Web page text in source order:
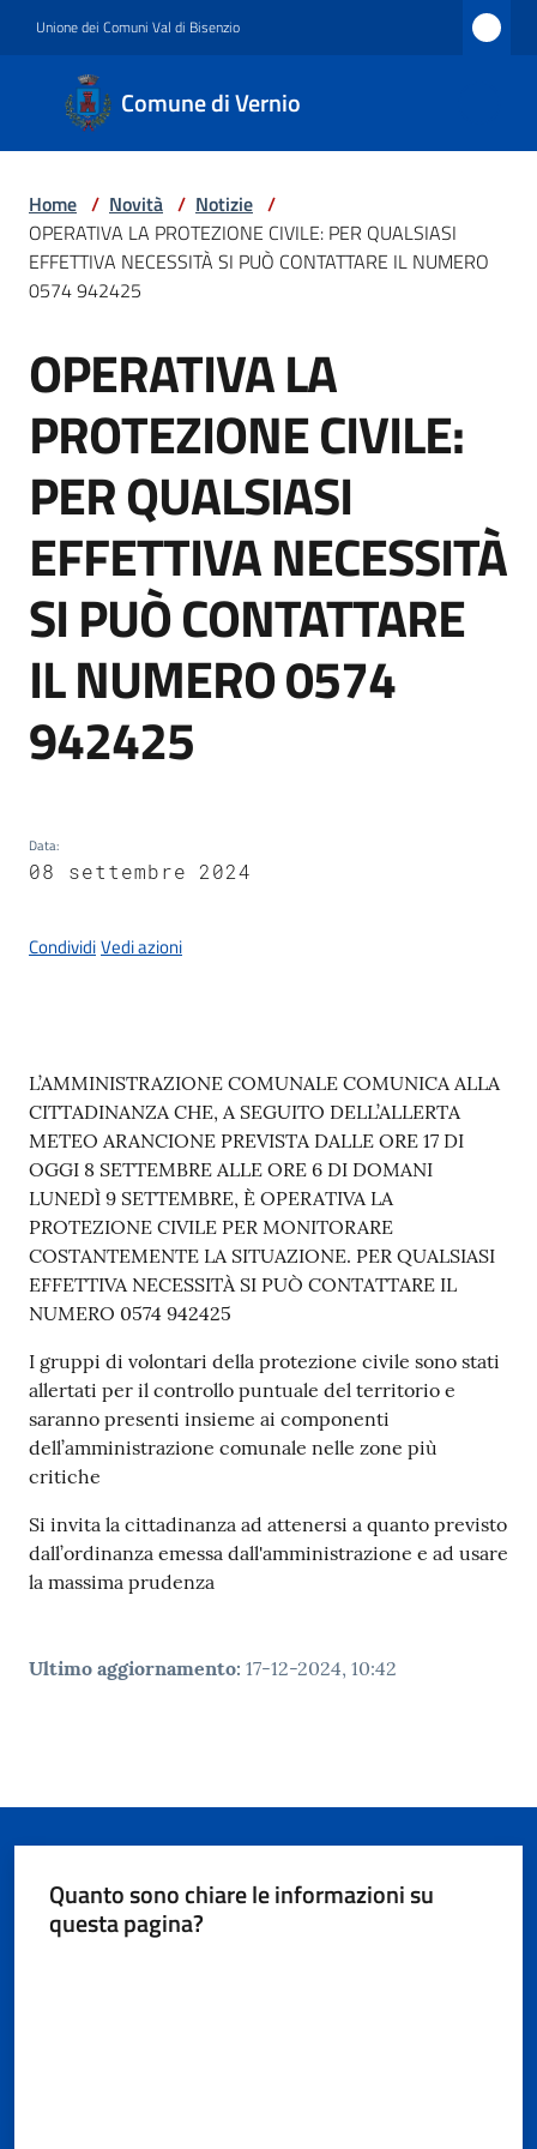
Unione dei Comuni Val di Bisenzio
Comune di Vernio
Comune
di
Vernio
Amministrazione
Novità
Servizi
Documenti
e
dati
Seguici
su
Home / Novità / Notizie /
OPERATIVA LA PROTEZIONE CIVILE: PER QUALSIASI
EFFETTIVA NECESSITÀ SI PUÒ CONTATTARE IL NUMERO
0574 942425
Salta al contenuto
OPERATIVA LA
PROTEZIONE CIVILE:
PER QUALSIASI
EFFETTIVA NECESSITÀ
SI PUÒ CONTATTARE
IL NUMERO 0574
942425
Data:
08 settembre 2024
CondividiVedi azioni
Contenuto
L’AMMINISTRAZIONE COMUNALE COMUNICA ALLA
CITTADINANZA CHE, A SEGUITO DELL’ALLERTA
METEO ARANCIONE PREVISTA DALLE ORE 17 DI
OGGI 8 SETTEMBRE ALLE ORE 6 DI DOMANI
LUNEDÌ 9 SETTEMBRE, È OPERATIVA LA
PROTEZIONE CIVILE PER MONITORARE
COSTANTEMENTE LA SITUAZIONE. PER QUALSIASI
EFFETTIVA NECESSITÀ SI PUÒ CONTATTARE IL
NUMERO 0574 942425
I gruppi di volontari della protezione civile sono stati
allertati per il controllo puntuale del territorio e
saranno presenti insieme ai componenti
dell’amministrazione comunale nelle zone più
critiche
Si invita la cittadinanza ad attenersi a quanto previsto
dall’ordinanza emessa dall'amministrazione e ad usare
la massima prudenza
Ultimo aggiornamento: 17-12-2024, 10:42
Quanto sono chiare le informazioni su
questa pagina?